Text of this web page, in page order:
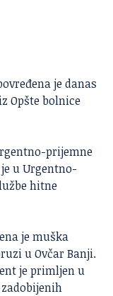
je danas
Opšte bolnice
prijemne
u Urgentno-
hitne
je muška
u Ovčar Banji.
je primljen u